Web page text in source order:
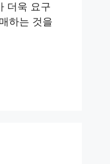
더욱 요구
하는 것을